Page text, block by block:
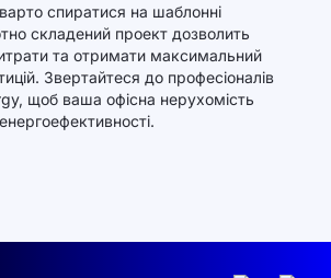
спиратися на шаблонні
складений проект дозволить
та отримати максимальний
Звертайтеся до професіоналів
щоб ваша офісна нерухомість